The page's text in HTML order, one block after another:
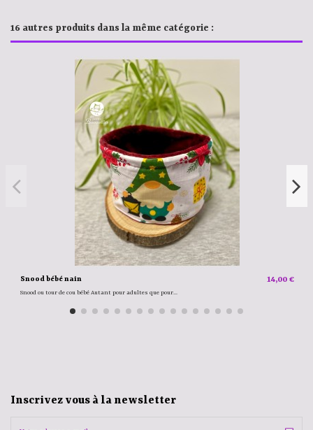
16 autres produits dans la même catégorie :
Snood bébé nain 14,00 €
Snood ou tour de cou bébé Autant pour adultes que pour...
Inscrivez vous à la newsletter